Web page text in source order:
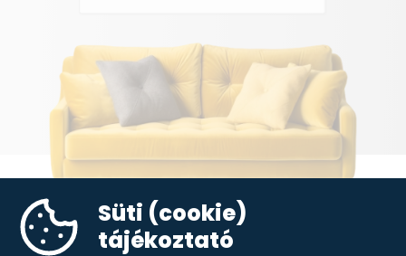
Blog, aktualitások
Süti (cookie)
tájékoztató